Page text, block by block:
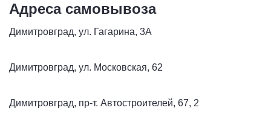
Адреса самовывоза
Димитровград, ул. Гагарина, 3А
Димитровград, ул. Московская, 62
Димитровград, пр-т. Автостроителей, 67, 2